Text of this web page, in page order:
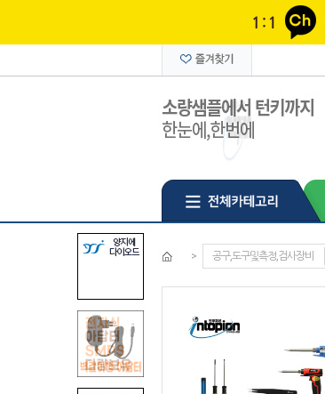
> 공구,도구및측정,검사장비